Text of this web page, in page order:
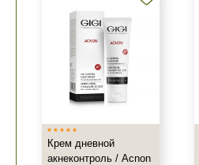
Крем дневной
акнеконтроль / Acnon